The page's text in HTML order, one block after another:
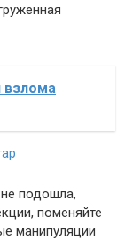
взлома
подошла,
поменяйте
манипуляции